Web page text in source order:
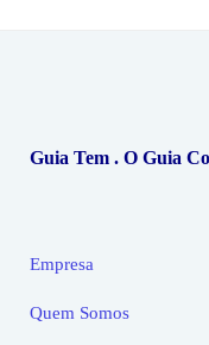
Guia Tem . O Guia
Empresa
Quem Somos